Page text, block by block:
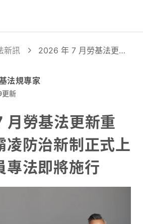
新訊
2026 年 7 月勞基法更新
正式上路、外送員專法即
將施行
法規專家
更新
勞基法更新重
凌防治新制正式上
專法即將施行